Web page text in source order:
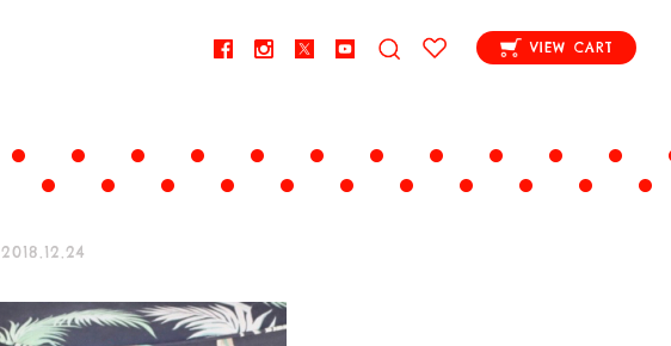
VIEW CART
2018.12.24